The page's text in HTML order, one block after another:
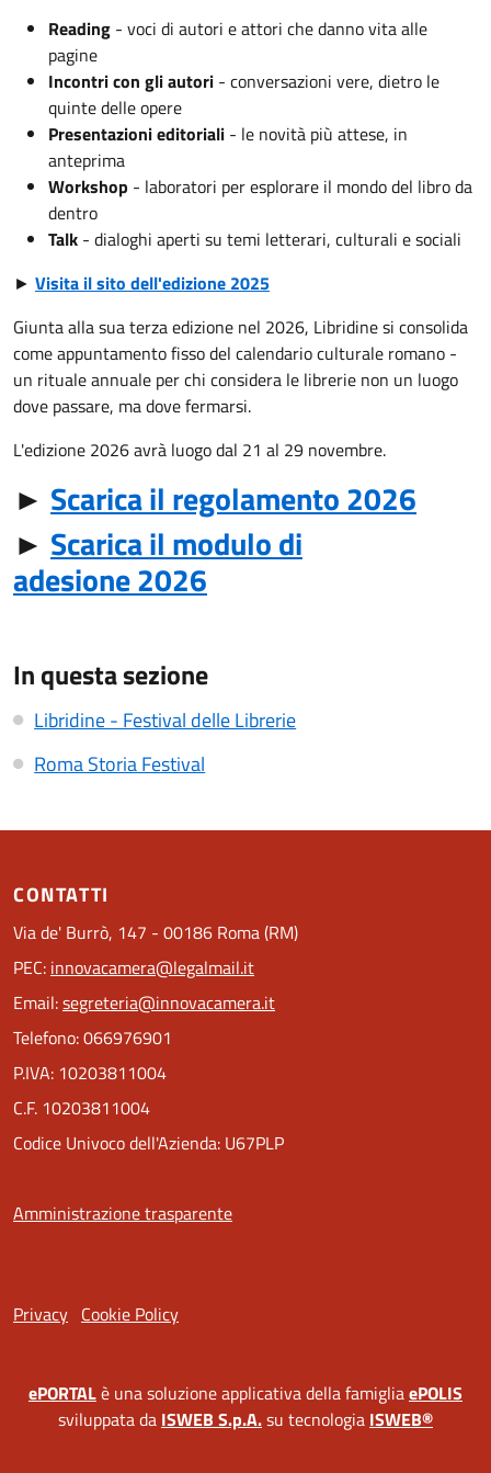
Reading - voci di autori e attori che danno vita alle
pagine
Incontri con gli autori - conversazioni vere, dietro le
quinte delle opere
Presentazioni editoriali - le novità più attese, in
anteprima
Workshop - laboratori per esplorare il mondo del libro da
dentro
Talk - dialoghi aperti su temi letterari, culturali e sociali
► Visita il sito dell'edizione 2025
Giunta alla sua terza edizione nel 2026, Libridine si consolida
come appuntamento fisso del calendario culturale romano -
un rituale annuale per chi considera le librerie non un luogo
dove passare, ma dove fermarsi.
L'edizione 2026 avrà luogo dal 21 al 29 novembre.
► Scarica il regolamento 2026
► Scarica il modulo di
adesione 2026
In questa sezione
Libridine - Festival delle Librerie
Roma Storia Festival
CONTATTI
Via de' Burrò, 147 - 00186 Roma (RM)
PEC: innovacamera@legalmail.it
Email:segreteria@innovacamera.it
Telefono: 066976901
P.IVA: 10203811004
C.F. 10203811004
Codice Univoco dell'Azienda: U67PLP
Amministrazione trasparente
Privacy Cookie Policy
ePORTALè una soluzione applicativa della famigliaePOLIS
sviluppata da ISWEB S.p.A.su tecnologia ISWEB®